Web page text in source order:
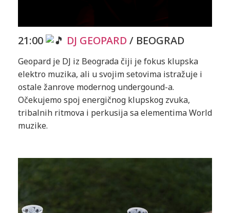
21:00 DJ GEOPARD/ BEOGRAD
Geopard je DJ iz Beograda čiji je fokus klupska
elektro muzika, ali u svojim setovima istražuje i
ostale žanrove modernog undergound-a.
Očekujemo spoj energičnog klupskog zvuka,
tribalnih ritmova i perkusija sa elementima World
muzike.